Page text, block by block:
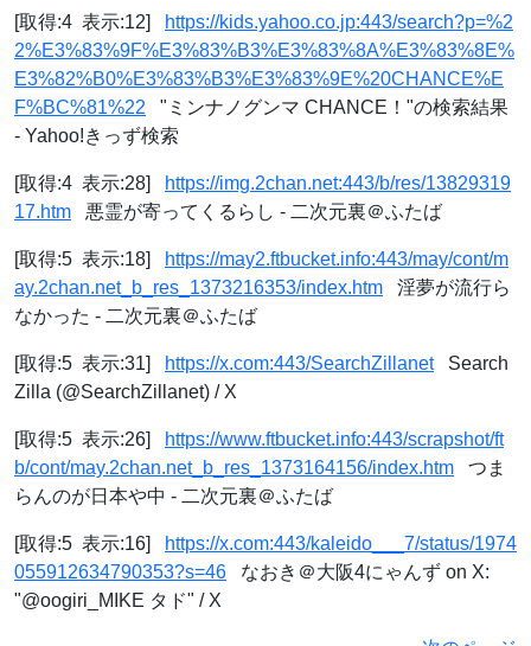
[取得:4 表示:12]
https://kids.yahoo.co.jp:443/search?p=%2
2%E3%83%9F%E3%83%B3%E3%83%8A%E3%83%8E%
E3%82%B0%E3%83%B3%E3%83%9E%20CHANCE%E
F%BC%81%22 "ミンナノグンマ CHANCE！"の検索結果
- Yahoo!きっず検索
[取得:4 表示:28]
https://img.2chan.net:443/b/res/13829319
17.htm 悪霊が寄ってくるらし - 二次元裏＠ふたば
[取得:5 表示:18]
https://may2.ftbucket.info:443/may/cont/m
ay.2chan.net_b_res_1373216353/index.htm 淫夢が流行ら
なかった - 二次元裏＠ふたば
[取得:5 表示:31] https://x.com:443/SearchZillanetSearch
Zilla (@SearchZillanet) / X
[取得:5 表示:26]
https://www.ftbucket.info:443/scrapshot/ft
b/cont/may.2chan.net_b_res_1373164156/index.htm つま
らんのが日本や中 - 二次元裏＠ふたば
[取得:5 表示:16]
https://x.com:443/kaleido___7/status/1974
055912634790353?s=46 なおき＠大阪4にゃんず on X:
"@oogiri_MIKE タド" / X